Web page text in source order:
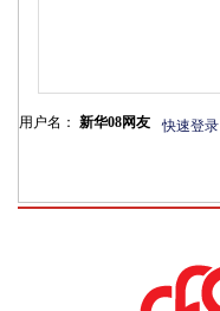
用户名： 新华08网友 快速登录